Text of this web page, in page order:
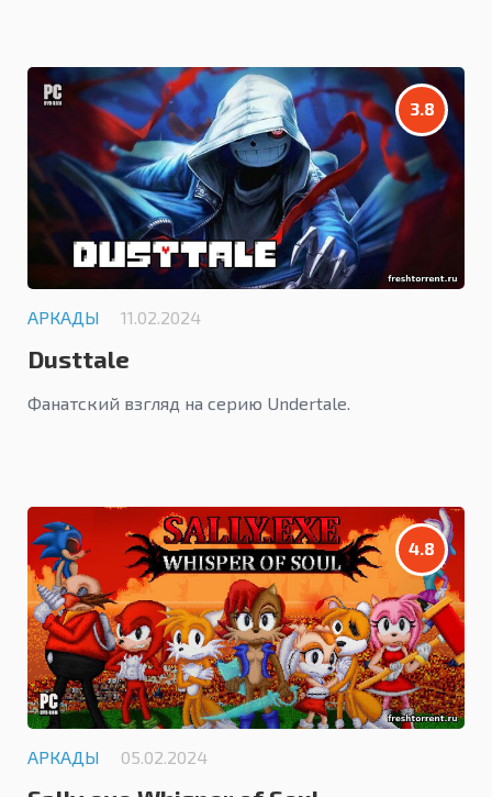
3.8
АРКАДЫ 11.02.2024
Dusttale
Фанатский взгляд на серию Undertale.
4.8
АРКАДЫ 05.02.2024